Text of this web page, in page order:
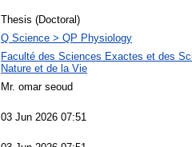
Thesis (Doctoral)
Q Science > QP Physiology
Faculté des Sciences Exactes et des
Nature et de la Vie
Mr. omar seoud
03 Jun 2026 07:51